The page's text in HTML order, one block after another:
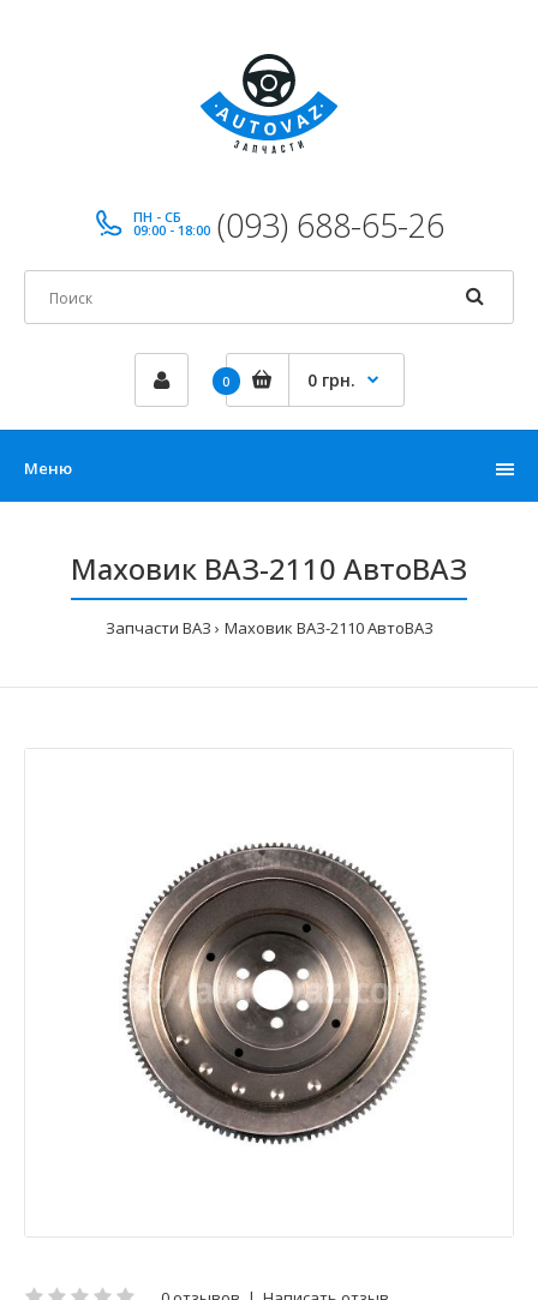
ПН - СБ
09:00 - 18:00 (093) 688-65-26
0 0 грн.
Меню
Маховик ВАЗ-2110 АвтоВАЗ
Запчасти ВАЗ Маховик ВАЗ-2110 АвтоВАЗ